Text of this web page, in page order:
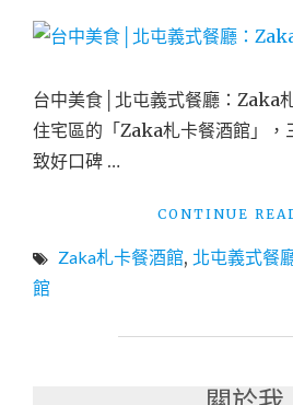
台中美食│北屯義式餐廳：Zaka
住宅區的「Zaka札卡餐酒館」，
致好口碑 …
CONTINUE
Zaka札卡餐酒館, 北屯義式餐
館